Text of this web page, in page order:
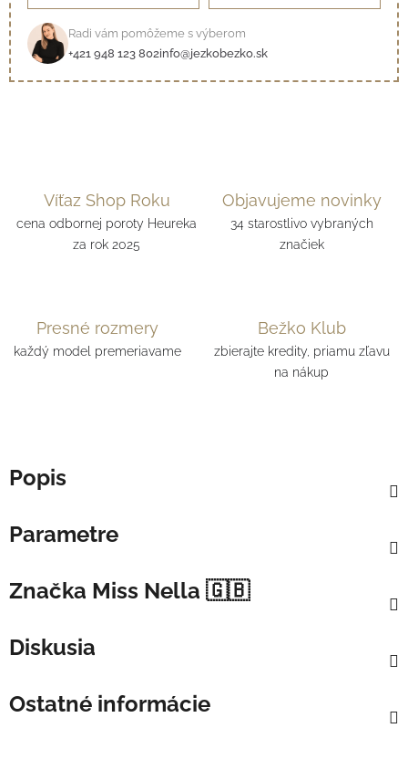
Radi vám pomôžeme s výberom
+421 948 123 802info@jezkobezko.sk
Víťaz Shop Roku
cena odbornej poroty Heureka
za rok 2025
Objavujeme novinky
34 starostlivo vybraných
značiek
Presné rozmery
každý model premeriavame
Bežko Klub
zbierajte kredity, priamu zľavu
na nákup
Popis
Parametre
Značka Miss Nella 🇬🇧
Diskusia
Ostatné informácie